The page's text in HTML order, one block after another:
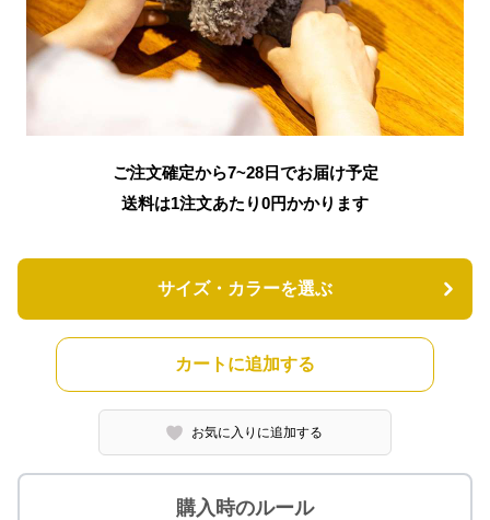
ご注文確定から7~28日でお届け予定
送料は1注文あたり0円かかります
サイズ・カラーを選ぶ
カートに追加する
お気に入りに追加する
購入時のルール